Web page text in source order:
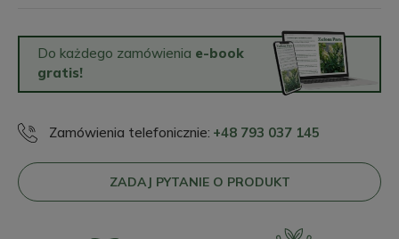
Do każdego zamówienia e-book
gratis!
Zamówienia telefonicznie: +48 793 037 145
ZADAJ PYTANIE O PRODUKT